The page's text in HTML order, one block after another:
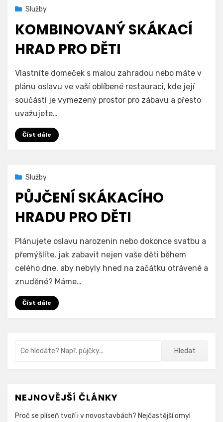
Zveřejněno
13. 2. 2023
Služby
KOMBINOVANÝ SKÁKACÍ
HRAD PRO DĚTI
Autor Hradprodeti.cz
Přidat komentář
na
skákací
hrad
Vlastníte domeček s malou zahradou nebo máte v
plánu oslavu ve vaší oblíbené restauraci, kde její
součástí je vymezený prostor pro zábavu a přesto
uvažujete…
Číst dále
Zveřejněno
4. 1. 2023
Služby
PŮJČENÍ SKÁKACÍHO
HRADU PRO DĚTI
Autor Hradprodeti.cz
Přidat komentář
skákacího
hradu
Plánujete oslavu narozenin nebo dokonce svatbu a
přemýšlíte, jak zabavit nejen vaše děti během
celého dne, aby nebyly hned na začátku otrávené a
znuděné? Máme…
Číst dále
Hledat
NEJNOVĚJŠÍ ČLÁNKY
Proč se plíseň tvoří i v novostavbách? Nejčastější omyl